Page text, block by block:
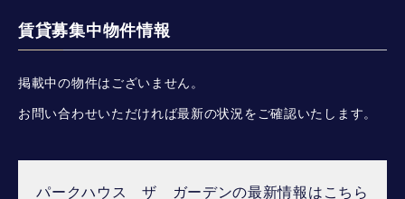
賃貸募集中物件情報
掲載中の物件はございません。
お問い合わせいただければ最新の状況をご確認いたします。
パークハウス ザ ガーデンの最新情報はこちら